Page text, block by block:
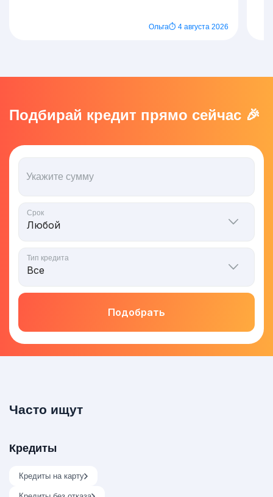
Ольга⏱ 4 августа 2026
Подбирай кредит прямо сейчас 🎉
Укажите сумму
Срок
Тип кредита
Подобрать
Часто ищут
Кредиты
Кредиты на карту